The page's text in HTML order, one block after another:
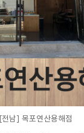
[전남] 목포연산용해점